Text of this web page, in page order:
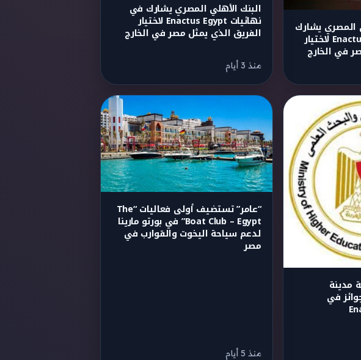
المصري يشارك
في نهائيات Enactus Egypt لاختيار
في الخارج
البنك الأهلي المصري يشارك في
نهائيات Enactus Egypt لاختيار
الفريق الذي يمثل مصر في الخارج
منذ 3 أيام
مدينة
في
“عامر” تستضيف أولى فعاليات “The
Boat Club – Egypt” في بورتو مارينا
لدعم سياحة اليخوت والقوارب في
مصر
منذ 5 أيام